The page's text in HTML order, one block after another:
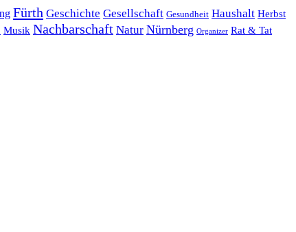
Fürth Geschichte Gesellschaft Gesundheit Haushalt Herbst
Musik Nachbarschaft Natur Nürnberg Organizer Rat & Tat